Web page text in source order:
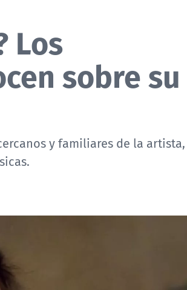
Los
sobre su
y familiares de la